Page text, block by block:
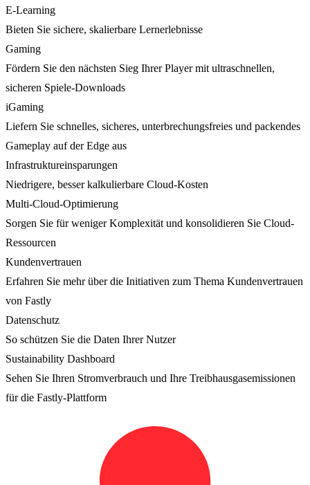
E-Learning
Bieten Sie sichere, skalierbare Lernerlebnisse
Gaming
Fördern Sie den nächsten Sieg Ihrer Player mit ultraschnellen,
sicheren Spiele-Downloads
iGaming
Liefern Sie schnelles, sicheres, unterbrechungsfreies und packendes
Gameplay auf der Edge aus
Infrastruktureinsparungen
Niedrigere, besser kalkulierbare Cloud-Kosten
Multi-Cloud-Optimierung
Sorgen Sie für weniger Komplexität und konsolidieren Sie Cloud-
Ressourcen
Kundenvertrauen
Erfahren Sie mehr über die Initiativen zum Thema Kundenvertrauen
von Fastly
Datenschutz
So schützen Sie die Daten Ihrer Nutzer
Sustainability Dashboard
Sehen Sie Ihren Stromverbrauch und Ihre Treibhausgasemissionen
für die Fastly-Plattform